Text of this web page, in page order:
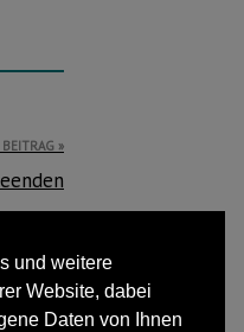
und weitere
Website, dabei
Daten von Ihnen